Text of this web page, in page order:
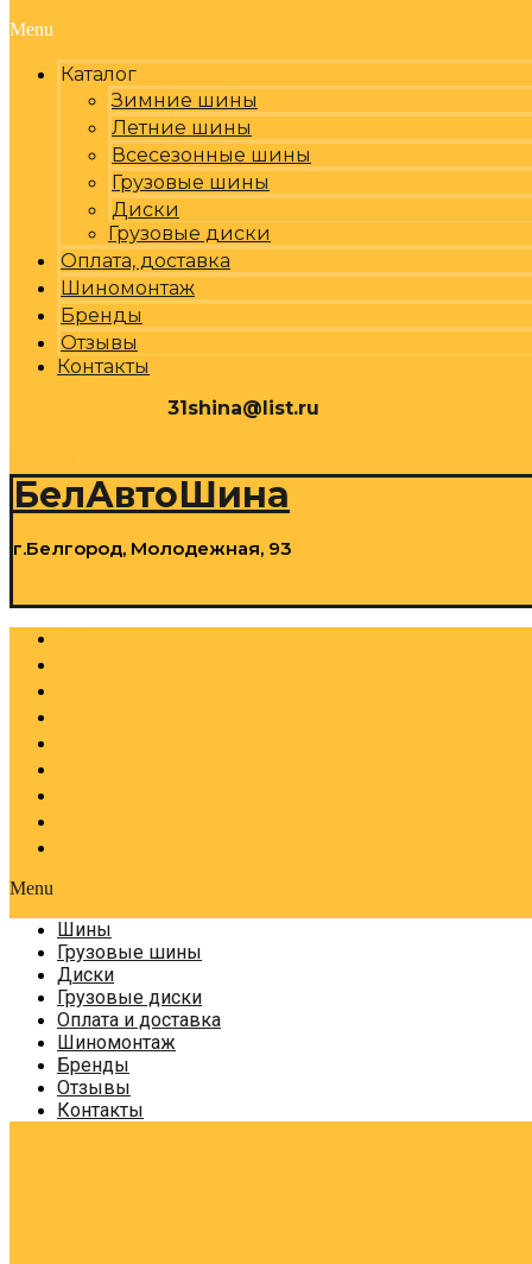
Menu
Каталог
Зимние шины
Летние шины
Всесезонные шины
Грузовые шины
Диски
Грузовые диски
Оплата, доставка
Шиномонтаж
Бренды
Отзывы
Контакты
31shina@list.ru
БелАвтоШина
г.Белгород, Молодежная, 93
Menu
Шины
Грузовые шины
Диски
Грузовые диски
Оплата и доставка
Шиномонтаж
Бренды
Отзывы
Контакты